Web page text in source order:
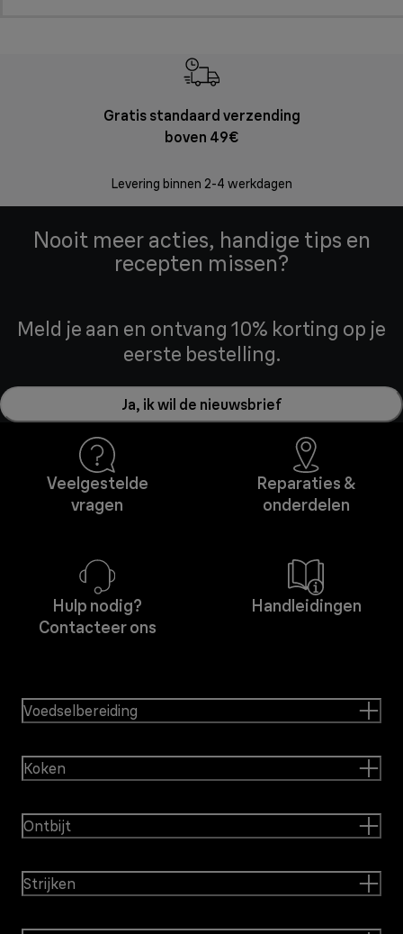
Gratis standaard verzending
boven 49€
Levering binnen 2-4 werkdagen
Nooit meer acties, handige tips en
recepten missen?
Meld je aan en ontvang 10% korting op je
eerste bestelling.
Ja, ik wil de nieuwsbrief
Veelgestelde
vragen
Reparaties &
onderdelen
Hulp nodig?
Contacteer ons
Handleidingen
Voedselbereiding
Koken
Ontbijt
Strijken